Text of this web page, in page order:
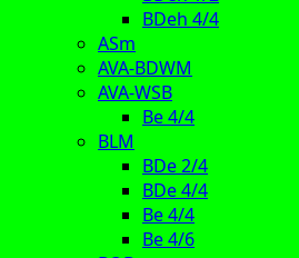
BDeh 4/4
ASm
AVA-BDWM
AVA-WSB
Be 4/4
BLM
BDe 2/4
BDe 4/4
Be 4/4
Be 4/6